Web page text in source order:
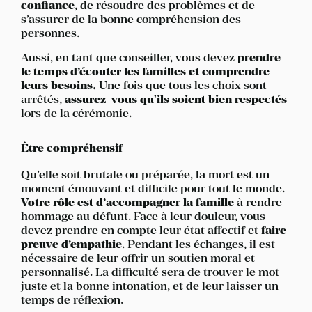
confiance, de résoudre des problèmes et de
s’assurer de la bonne compréhension des
personnes.
Aussi, en tant que conseiller, vous devez prendre
le temps d’écouter les familles et comprendre
leurs besoins. Une fois que tous les choix sont
arrêtés, assurez-vous qu'ils soient bien respectés
lors de la cérémonie.
Être compréhensif
Qu’elle soit brutale ou préparée, la mort est un
moment émouvant et difficile pour tout le monde.
Votre rôle est d’accompagner la famille à rendre
hommage au défunt. Face à leur douleur, vous
devez prendre en compte leur état affectif et faire
preuve d’empathie. Pendant les échanges, il est
nécessaire de leur offrir un soutien moral et
personnalisé. La difficulté sera de trouver le mot
juste et la bonne intonation, et de leur laisser un
temps de réflexion.